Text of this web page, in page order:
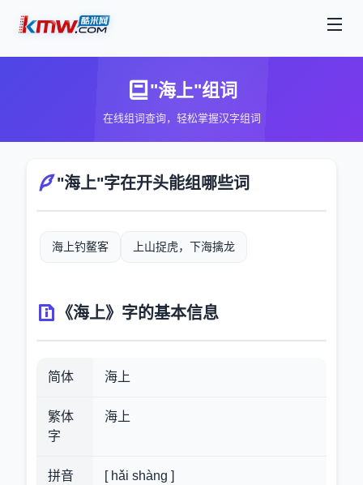
"海上"组词
在线组词查询，轻松掌握汉字组词
"海上"字在开头能组哪些词
海上钓鳌客 上山捉虎，下海擒龙
《海上》字的基本信息
简体 海上
繁体
字
海上
拼音 [ hǎi shàng ]